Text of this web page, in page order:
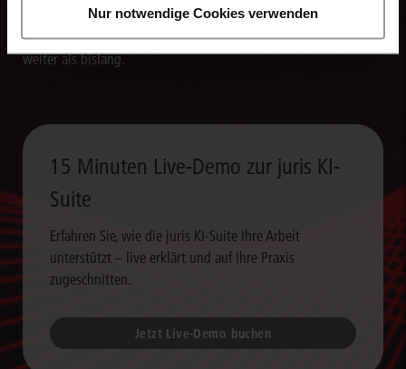
Nur notwendige Cookies verwenden
Schriftsätze, Stellungnahmen und andere Dokumente. So
verarbeiten Sie Rechercheergebnisse um ein Vielfaches schneller
weiter als bislang.
15 Minuten Live-Demo zur juris KI-
Suite
Erfahren Sie, wie die juris KI-Suite Ihre Arbeit
unterstützt – live erklärt und auf Ihre Praxis
zugeschnitten.
Jetzt Live-Demo buchen